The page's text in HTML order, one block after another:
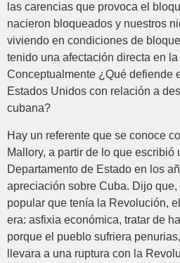
las carencias que provoca el
nacieron bloqueados y nuestros
viviendo en condiciones de
tenido una afectación directa en
Conceptualmente ¿Qué defiende
Estados Unidos con relación a
cubana?
Hay un referente que se conoce
Mallory, a partir de lo que escribió
Departamento de Estado en los
apreciación sobre Cuba. Dijo
popular que tenía la Revolución,
era: asfixia económica, tratar de
porque el pueblo sufriera
llevara a una ruptura con la